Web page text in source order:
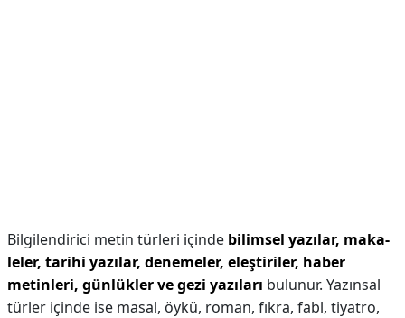
Bilgilendirici metin türleri içinde bilimsel yazılar, maka-
leler, tarihi yazılar, denemeler, eleştiriler, haber
metinleri, günlükler ve gezi yazıları bulunur. Yazınsal
türler içinde ise masal, öykü, roman, fıkra, fabl, tiyatro,